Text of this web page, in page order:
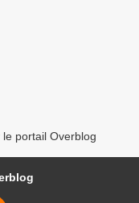
portail Overblog